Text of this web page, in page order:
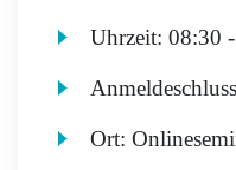
Uhrzeit:08:30
Ort: